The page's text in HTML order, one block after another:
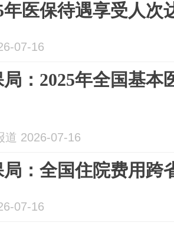
年医保待遇享受人次
07-16
局：2025年全国基本
道 2026-07-16
局：全国住院费用跨
07-16